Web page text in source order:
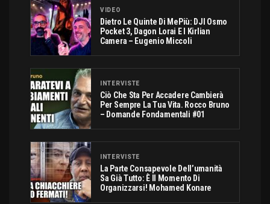
VIDEO
Dietro Le Quinte Di MePiù: DJI Osmo
Pocket 3, Dagon Lorai E I Kirlian
Camera – Eugenio Miccoli
INTERVISTE
Ciò Che Sta Per Accadere Cambierà
Per Sempre La Tua Vita. Rocco Bruno
– Domande Fondamentali #01
INTERVISTE
La Parte Consapevole Dell’umanità
Sa Già Tutto: È Il Momento Di
Organizzarsi! Mohamed Konare